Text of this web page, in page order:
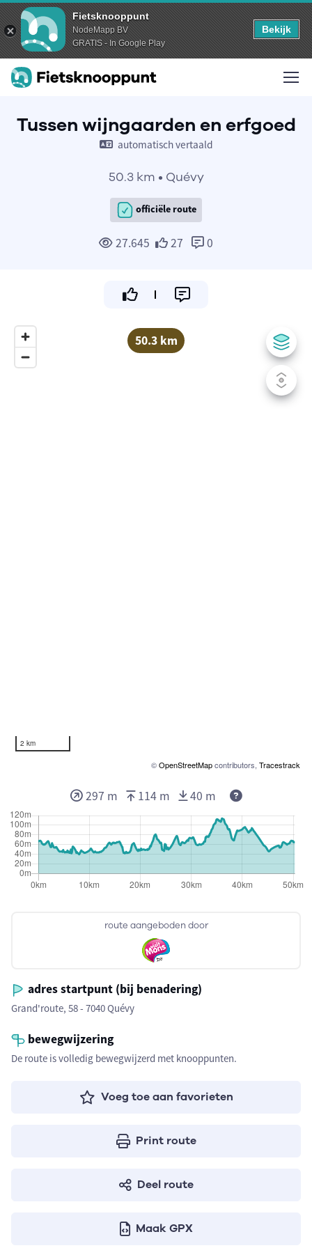
Fietsknooppunt
NodeMapp BV
GRATIS - In Google Play
Bekijk
Tussen wijngaarden en erfgoed
automatisch vertaald
50.3 km • Quévy
officiële route
27.645 27 0
50.3 km
2 km
©OpenStreetMapcontributors, Tracestrack
route aangeboden door
adres startpunt (bij benadering)
Grand'route, 58 - 7040 Quévy
bewegwijzering
De route is volledig bewegwijzerd met knooppunten.
Voeg toe aan favorieten
Print route
Deel route
Maak GPX
297 m 114 m 40 m